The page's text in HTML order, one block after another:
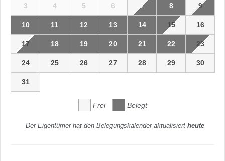
3 4 5 6 7 8 9
10 11 12 13 14 15 16
17 18 19 20 21 22 23
24 25 26 27 28 29 30
31
Frei Belegt
Der Eigentümer hat den Belegungskalender aktualisiert heute